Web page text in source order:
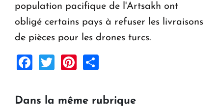
population pacifique de l'Artsakh ont
obligé certains pays à refuser les livraisons
de pièces pour les drones turcs.
Facebook
TwitterPinterest
Dans la même rubrique